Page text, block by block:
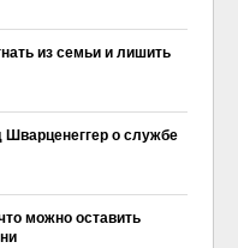
из семьи и лишить
о службе
можно оставить